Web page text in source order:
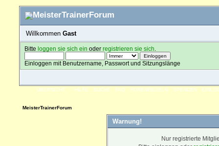
Willkommen Gast
Bitteloggen sie sich ein oderregistrieren sie sich
Einloggen mit Benutzername, Passwort und Sitzungslänge
ÜBERSICHT HILFE SUCHE FAQ FORENREGELN SPENDEN
MeisterTrainerForum
Warnung!
Nur registrierte